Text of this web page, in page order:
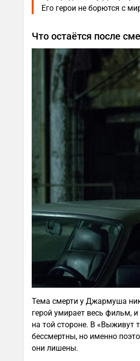
Его герои не борются с
Что остаётся после
Тема смерти у Джармуша
герой умирает весь фильм,
на той стороне. В «Выживут
бессмертны, но именно
они лишены.